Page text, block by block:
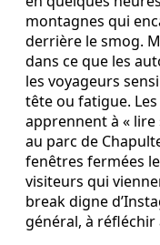
montagnes qui
derrière le smog.
dans ce que les
les voyageurs
tête ou fatigue.
apprennent à «
au parc de
fenêtres fermées
visiteurs qui
break digne
général, à